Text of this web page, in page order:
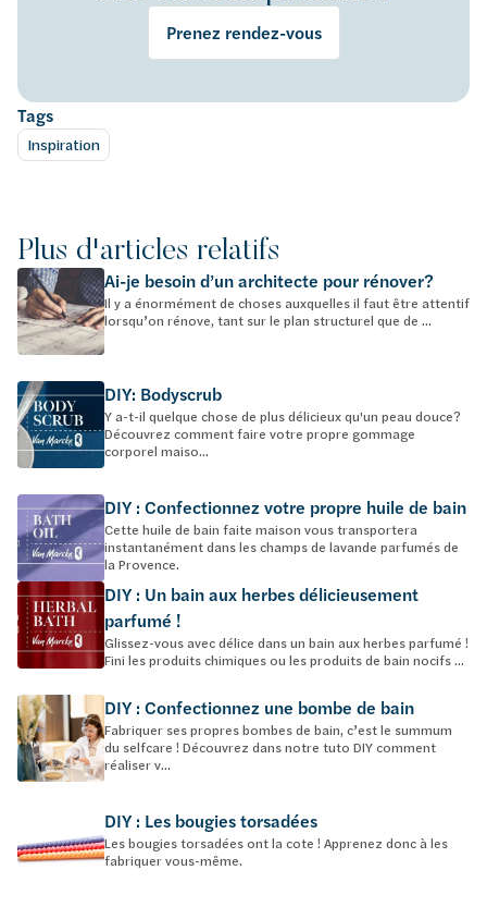
Prenez rendez-vous
Tags
Inspiration
Plus d'articles relatifs
Ai-je besoin d’un architecte pour rénover?
Il y a énormément de choses auxquelles il faut être attentif
lorsqu’on rénove, tant sur le plan structurel que de ...
DIY: Bodyscrub
Y a-t-il quelque chose de plus délicieux qu'un peau douce?
Découvrez comment faire votre propre gommage
corporel maiso...
DIY : Confectionnez votre propre huile de bain
Cette huile de bain faite maison vous transportera
instantanément dans les champs de lavande parfumés de
la Provence.
DIY : Un bain aux herbes délicieusement
parfumé !
Glissez-vous avec délice dans un bain aux herbes parfumé !
Fini les produits chimiques ou les produits de bain nocifs ...
DIY : Confectionnez une bombe de bain
Fabriquer ses propres bombes de bain, c’est le summum
du selfcare ! Découvrez dans notre tuto DIY comment
réaliser v...
DIY : Les bougies torsadées
Les bougies torsadées ont la cote ! Apprenez donc à les
fabriquer vous-même.